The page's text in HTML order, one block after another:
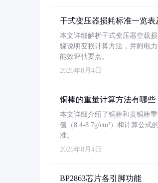
干式变压器损耗标准一览表
本文详细解析干式变压器空载
骤说明变损计算方法，并附电
能效评估要点。
2026年8月4日
铜棒的重量计算方法有哪些
本文详细介绍了铜棒和黄铜棒
值（8.4-8.7g/cm³）和计算公式
准。
2026年8月4日
BP2863芯片各引脚功能